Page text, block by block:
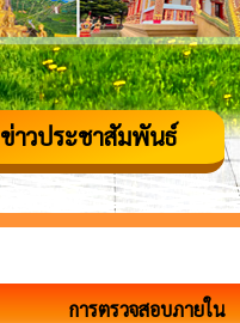
ข่าวประชาสัมพันธ์
การตรวจสอบภายใน